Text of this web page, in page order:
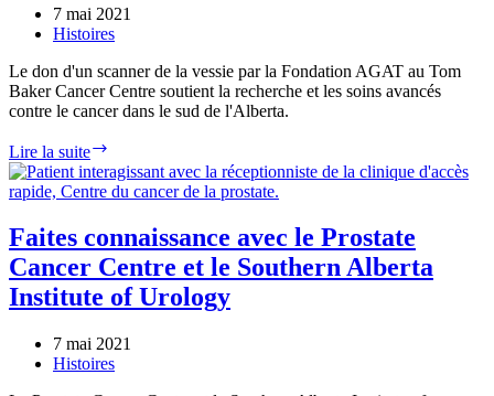
et
de
être
pour
hommes
complexe
AHS
9
000
pieds
carrés
7 mai 2021
Histoires
Le don d'un scanner de la vessie par la Fondation AGAT au Tom
Baker Cancer Centre soutient la recherche et les soins avancés
contre le cancer dans le sud de l'Alberta.
Lire la suite
Fondation
AGAT
Tom
Baker
Cancer
Centre
finançant
un
Faites connaissance avec le Prostate
Cancer Centre et le Southern Alberta
Institute of Urology
7 mai 2021
Histoires